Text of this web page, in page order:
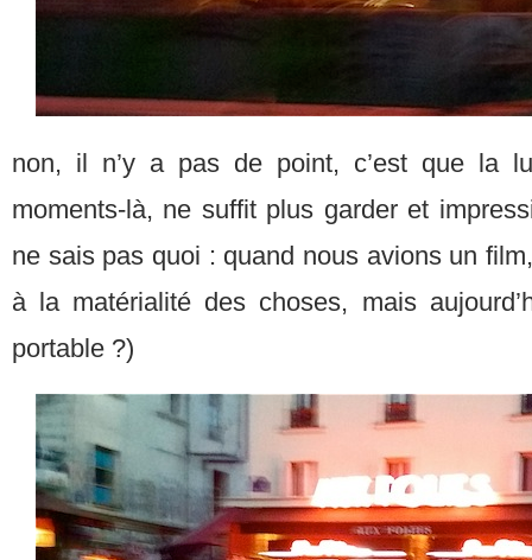
non, il n’y a pas de point, c’est que la
moments-là, ne suffit plus garder et
ne sais pas quoi : quand nous avions un
à la matérialité des choses, mais
portable ?)